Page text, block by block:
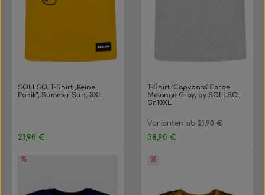
SOLLSO. T-Shirt „Keine
Panik“, Summer Sun, 3XL
Regulärer Preis:
21,90 €
T-Shirt "Capybara" Farbe
Melange Gray, by SOLLSO.,
Gr.10XL
Varianten ab 21,90 €
Regulärer Preis:
38,90 €